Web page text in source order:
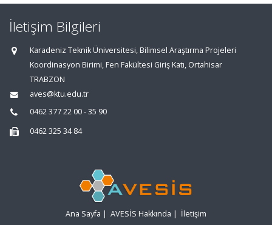
İletişim Bilgileri
Karadeniz Teknik Üniversitesi, Bilimsel Araştırma Projeleri
Koordinasyon Birimi, Fen Fakültesi Giriş Katı, Ortahisar
TRABZON
aves@ktu.edu.tr
0462 377 22 00 - 35 90
0462 325 34 84
Ana Sayfa | AVESİS Hakkında | İletişim